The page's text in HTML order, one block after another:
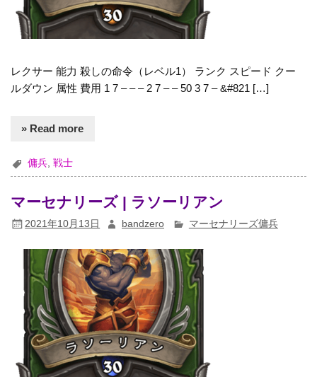
レクサー 能力 殺しの命令（レベル1） ランク スピード クー
ルダウン 属性 費用 1 7 – – – 2 7 – – 50 3 7 – &#821 […]
» Read more
傭兵 ,戦士
マーセナリーズ | ラソーリアン
2021年10月13日 bandzero マーセナリーズ傭兵